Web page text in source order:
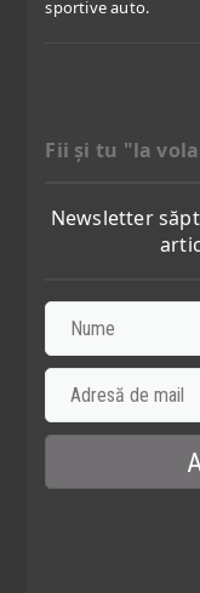
sportive auto.
Fii şi tu "la
Newsletter